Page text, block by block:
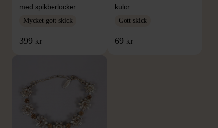
med spikberlocker
Mycket gott skick
399 kr
kulor
Gott skick
69 kr